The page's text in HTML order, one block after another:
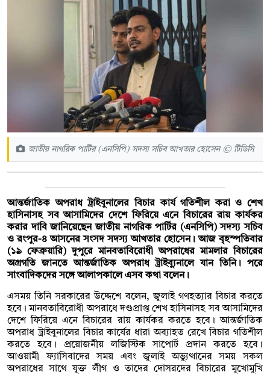
জাতীয় নাগরিক পার্টির (এনসিপি) সদস্য সচিব আখতার হোসেন © টিডিসি
আন্তর্জাতিক অপরাধ ট্রাইবুনালের বিচার কার্য গতিশীল করা ও শেখ
হাসিনাসহ সব আসামিদের দেশে ফিরিয়ে এনে বিচারের রায় কার্যকর
করার দাবি জানিয়েছেন জাতীয় নাগরিক পার্টির (এনসিপি) সদস্য সচিব
ও রংপুর-৪ আসনের সংসদ সদস্য আখতার হোসেন। আজ বৃহস্পতিবার
(১৯ ফেব্রুয়ারি) দুপুরে মানবতাবিরোধী অপরাধের মামলার বিচারের
অগ্রগতি জানতে আন্তর্জাতিক অপরাধ ট্রাইব্যুনালে যান তিনি। পরে
সাংবাদিকদের সঙ্গে আলাপকালে এসব কথা বলেন।
এসময় তিনি সরকারের উদ্দেশে বলেন, জুলাই গণহত্যার বিচার করতে
হবে। মানবতাবিরোধী অপরাধে দণ্ডপ্রাপ্ত শেখ হাসিনাসহ সব আসামিদের
দেশে ফিরিয়ে এনে বিচারের রায় কার্যকর করতে হবে। আন্তর্জাতিক
অপরাধ ট্রাইবুনালের বিচার কার্যের ধারা অব্যাহত রেখে বিচার গতিশীল
করতে হবে। প্রয়োজনীয় লজিস্টিক সাপোর্ট প্রদান করতে হবে।
আওয়ামী ফ্যাসিবাদের সময় এবং জুলাই অভ্যুত্থানের সময় সকল
অপরাধের সাথে যুক্ত লীগ ও তাদের দোসরদের বিচারের মুখোমুখি